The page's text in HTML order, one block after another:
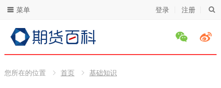
登录 注册
菜单
您所在的位置 首页 基础知识